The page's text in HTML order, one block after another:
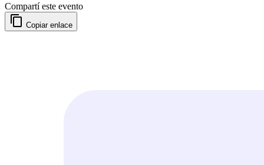
Compartí este evento
Copiar enlace